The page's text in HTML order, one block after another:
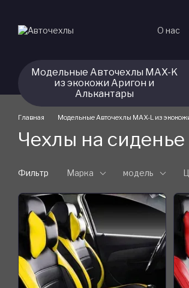
О нас
Модельные Авточехлы MAX-K
из экокожи Аригон и
Алькантары
Главная Модельные Авточехлы MAX-L из
Чехлы на
Фильтр Марка модель